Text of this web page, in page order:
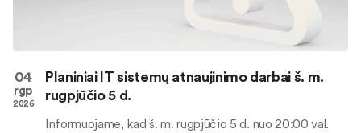
04
rgp
2026
Planiniai IT sistemų atnaujinimo darbai š. m.
rugpjūčio 5 d.
Informuojame, kad š. m. rugpjūčio 5 d. nuo 20:00 val.